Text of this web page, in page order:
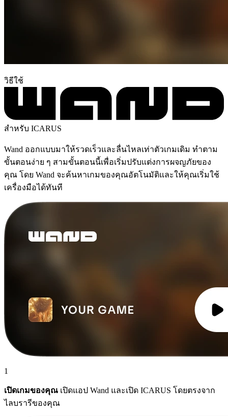
วิธีใช้
สำหรับ ICARUS
Wand ออกแบบมาให้รวดเร็วและลื่นไหลเท่าตัวเกมเดิม ทำตาม
ขั้นตอนง่าย ๆ สามขั้นตอนนี้เพื่อเริ่มปรับแต่งการผจญภัยของ
คุณ โดย Wand จะค้นหาเกมของคุณอัตโนมัติและให้คุณเริ่มใช้
เครื่องมือได้ทันที
1
เปิดเกมของคุณ เปิดแอป Wand และเปิด ICARUS โดยตรงจาก
ไลบรารีของคุณ